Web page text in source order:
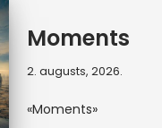
Moments
2. augusts, 2026.
«Moments»